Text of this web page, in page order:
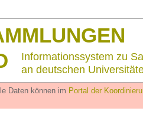
Informationssystem zu
an deutschen
Daten können im Portal der